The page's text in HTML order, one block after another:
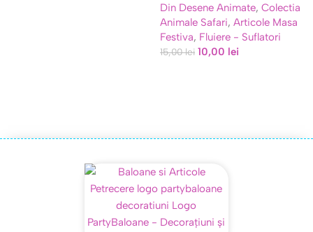
Din Desene Animate, Colectia
Animale Safari, Articole Masa
Festiva, Fluiere - Suflatori
15,00lei 10,00 lei